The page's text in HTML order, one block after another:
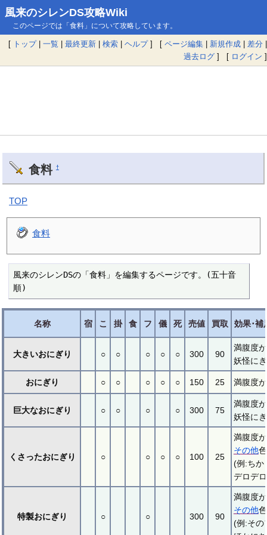
風来のシレンDS攻略Wiki
このページでは「食料」について攻略しています。
[ トップ| 一覧 | 最終更新 | 検索 | ヘルプ] [ ページ編集 | 新規作成 | 差分 |
過去ログ ] [ ログイン ]
食料 †
TOP
食料
風来のシレンDSの「食料」を編集するページです。(五十音
順)
名称 宿 こ 掛 食 フ 儀 死 売値 買取 効果･補
大きいおにぎり ○ ○ ○ ○ ○ 300 90
満腹度
妖怪に
おにぎり ○ ○ ○ ○ ○ 150 25 満腹度
巨大なおにぎり ○ ○ ○ ○ 300 75
満腹度
妖怪に
くさったおにぎり ○ ○ ○ ○ 100 25
満腹度
その他
(例:ちか
デロデ
特製おにぎり ○ ○ 300 90
満腹度
その他
(例:その